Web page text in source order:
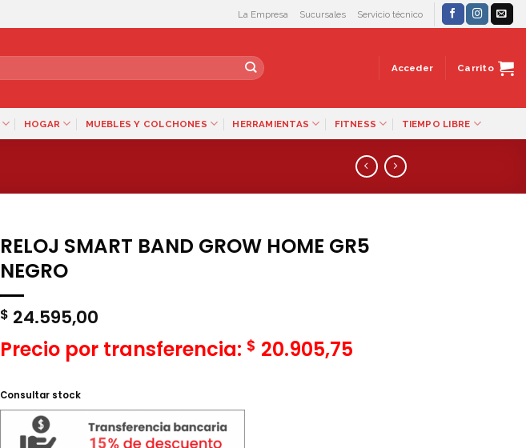
La Empresa Sucursales Servicio técnico
Acceder Carrito
HOGAR MUEBLES Y COLCHONES HERRAMIENTAS FITNESS TIEMPO LIBRE
RELOJ SMART BAND GROW HOME GR5
NEGRO
$ 24.595,00
Precio por transferencia: $ 20.905,75
Consultar stock